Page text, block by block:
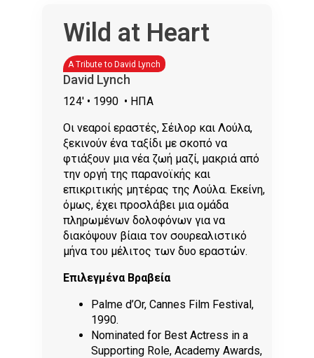
Wild at Heart
A Tribute to David Lynch
David Lynch
124' • 1990 • ΗΠΑ
Οι νεαροί εραστές, Σέιλορ και Λούλα,
ξεκινούν ένα ταξίδι με σκοπό να
φτιάξουν μια νέα ζωή μαζί, μακριά από
την οργή της παρανοϊκής και
επικριτικής μητέρας της Λούλα. Εκείνη,
όμως, έχει προσλάβει μια ομάδα
πληρωμένων δολοφόνων για να
διακόψουν βίαια τον σουρεαλιστικό
μήνα του μέλιτος των δυο εραστών.
Επιλεγμένα Βραβεία
Palme d’Or, Cannes Film Festival,
1990.
Nominated for Best Actress in a
Supporting Role, Academy Awards,